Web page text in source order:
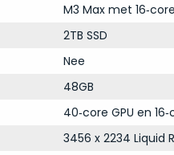
M3 Max met
2TB SSD
Nee
48GB
40‑core GPU en
3456 x 2234 Liquid